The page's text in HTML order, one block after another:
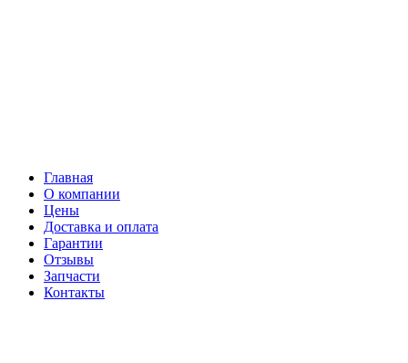
Главная
О компании
Цены
Доставка и оплата
Гарантии
Отзывы
Запчасти
Контакты